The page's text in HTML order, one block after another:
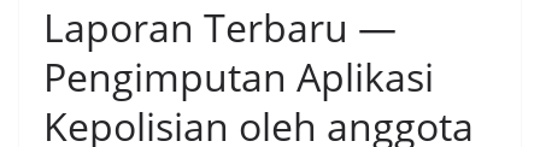
Laporan Terbaru —
Pengimputan Aplikasi
Kepolisian oleh anggota